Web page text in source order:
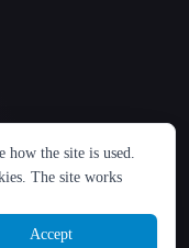
简体中文
how the site is used.
The site works
Accept